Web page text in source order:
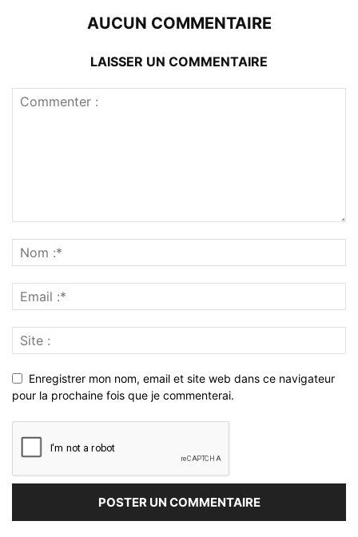
AUCUN COMMENTAIRE
LAISSER UN COMMENTAIRE
Enregistrer mon nom, email et site web dans ce navigateur
pour la prochaine fois que je commenterai.